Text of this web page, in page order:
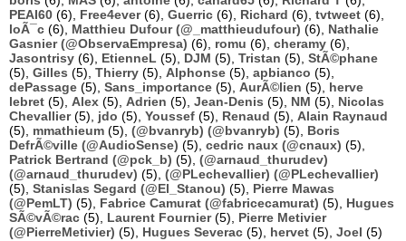
PEAI60 (6), Free4ever(6), Guerric (6), Richard (6), tvtweet (6),
loÃ¯c (6), Matthieu Dufour (@_matthieudufour) (6), Nathalie
Gasnier (@ObservaEmpresa) (6), romu (6), cheramy (6),
Jasontrisy (6), EtienneL (5), DJM (5), Tristan (5), StÃ©phane
(5), Gilles (5), Thierry (5), Alphonse (5), apbianco (5),
dePassage (5), Sans_importance (5), AurÃ©lien (5), herve
lebret (5), Alex (5), Adrien (5), Jean-Denis (5), NM (5), Nicolas
Chevallier(5), jdo (5), Youssef (5), Renaud (5), Alain Raynaud
(5), mmathieum (5), (@bvanryb) (@bvanryb) (5), Boris
DefrÃ©ville (@AudioSense) (5), cedric naux (@cnaux) (5),
Patrick Bertrand (@pck_b) (5), (@arnaud_thurudev)
(@arnaud_thurudev) (5), (@PLechevallier) (@PLechevallier)
(5), Stanislas Segard (@El_Stanou) (5), Pierre Mawas
(@PemLT) (5), Fabrice Camurat (@fabricecamurat) (5), Hugues
SÃ©vÃ©rac (5), Laurent Fournier(5), Pierre Metivier
(@PierreMetivier) (5), Hugues Severac (5), hervet (5), Joel (5)